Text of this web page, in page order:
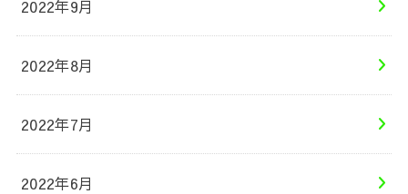
2022年9月
2022年8月
2022年7月
2022年6月